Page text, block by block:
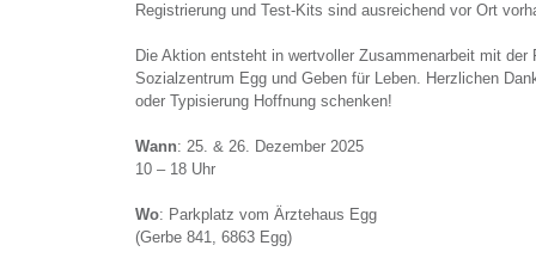
Registrierung und Test-Kits sind ausreichend vor Ort
Die Aktion entsteht in wertvoller Zusammenarbeit mit der
Sozialzentrum Egg und Geben für Leben. Herzlichen
oder Typisierung Hoffnung schenken!
Wann: 25. & 26. Dezember 2025
10 – 18 Uhr
Wo: Parkplatz vom Ärztehaus Egg
(Gerbe 841, 6863 Egg)